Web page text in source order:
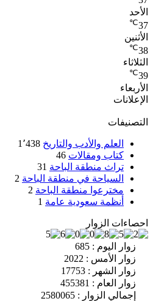
الأحد
37
℃
الأثنين
38
℃
الثلاثاء
39
℃
الأربعاء
الإعلانات
التصنيفات
العلم والأدب والتاريخ 1٬438
كتاب ومقالات 46
تراث منطقة الباحة 31
السياحة في منطقة الباحة 2
مخترعوا منطقة الباحة 2
أنظمة سعودية عامة 1
احصاءات الزوار
زوار اليوم : 685
زوار الأمس : 2022
زوار الشهر : 17753
زوار العام : 455381
إجمالي الزوار : 2580065